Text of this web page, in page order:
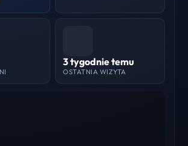
3 tygodnie temu
OSTATNIA WIZYTA